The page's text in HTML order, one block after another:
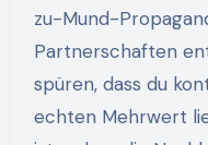
zu-Mund-
Partnerschaften
spüren, dass du
echten Mehrwert